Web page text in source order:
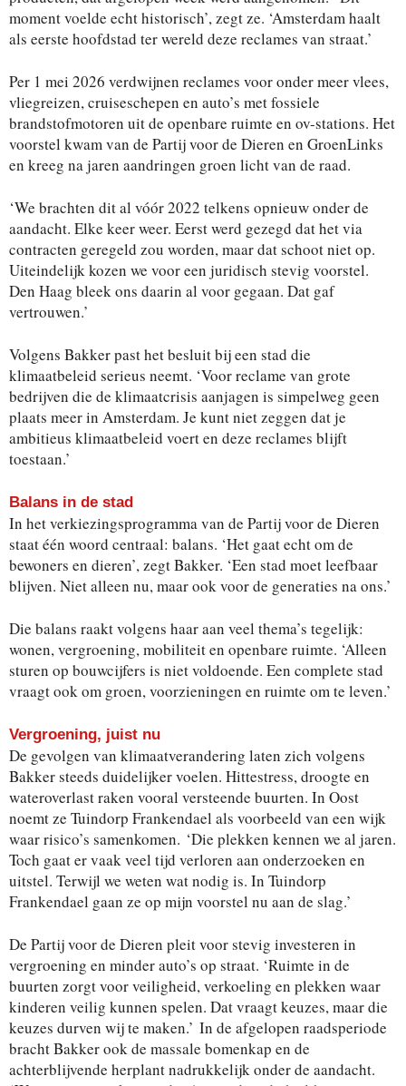
moment voelde echt historisch’, zegt ze. ‘Amsterdam haalt
als eerste hoofdstad ter wereld deze reclames van straat.’
Per 1 mei 2026 verdwijnen reclames voor onder meer vlees,
vliegreizen, cruiseschepen en auto’s met fossiele
brandstofmotoren uit de openbare ruimte en ov-stations. Het
voorstel kwam van de Partij voor de Dieren en GroenLinks
en kreeg na jaren aandringen groen licht van de raad.
‘We brachten dit al vóór 2022 telkens opnieuw onder de
aandacht. Elke keer weer. Eerst werd gezegd dat het via
contracten geregeld zou worden, maar dat schoot niet op.
Uiteindelijk kozen we voor een juridisch stevig voorstel.
Den Haag bleek ons daarin al voor gegaan. Dat gaf
vertrouwen.’
Volgens Bakker past het besluit bij een stad die
klimaatbeleid serieus neemt. ‘Voor reclame van grote
bedrijven die de klimaatcrisis aanjagen is simpelweg geen
plaats meer in Amsterdam. Je kunt niet zeggen dat je
ambitieus klimaatbeleid voert en deze reclames blijft
toestaan.’
Balans in de stad
In het verkiezingsprogramma van de Partij voor de Dieren
staat één woord centraal: balans. ‘Het gaat echt om de
bewoners en dieren’, zegt Bakker. ‘Een stad moet leefbaar
blijven. Niet alleen nu, maar ook voor de generaties na ons.’
Die balans raakt volgens haar aan veel thema’s tegelijk:
wonen, vergroening, mobiliteit en openbare ruimte. ‘Alleen
sturen op bouwcijfers is niet voldoende. Een complete stad
vraagt ook om groen, voorzieningen en ruimte om te leven.’
Vergroening, juist nu
De gevolgen van klimaatverandering laten zich volgens
Bakker steeds duidelijker voelen. Hittestress, droogte en
wateroverlast raken vooral versteende buurten. In Oost
noemt ze Tuindorp Frankendael als voorbeeld van een wijk
waar risico’s samenkomen. ‘Die plekken kennen we al jaren.
Toch gaat er vaak veel tijd verloren aan onderzoeken en
uitstel. Terwijl we weten wat nodig is. In Tuindorp
Frankendael gaan ze op mijn voorstel nu aan de slag.’
De Partij voor de Dieren pleit voor stevig investeren in
vergroening en minder auto’s op straat. ‘Ruimte in de
buurten zorgt voor veiligheid, verkoeling en plekken waar
kinderen veilig kunnen spelen. Dat vraagt keuzes, maar die
keuzes durven wij te maken.’ In de afgelopen raadsperiode
bracht Bakker ook de massale bomenkap en de
achterblijvende herplant nadrukkelijk onder de aandacht.